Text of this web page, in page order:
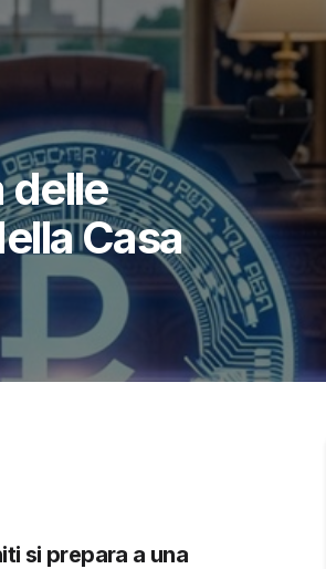
delle
Casa
si prepara a una